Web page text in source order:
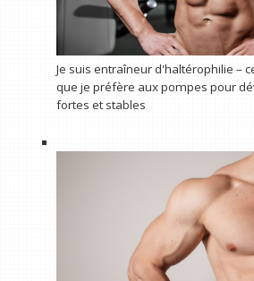
Je suis entraîneur d'haltérophilie –
que je préfère aux pompes pour
fortes et stables